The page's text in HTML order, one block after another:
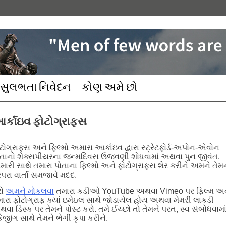
સુલભતા નિવેદન કોણ અમે છો
ફોટોગ્રાફ્સ
અને ફિલ્મો અમારા આર્કાઇવ દ્વારા સ્ટ્રેટફોર્ડ-અપોન-એવોન
શેક્સપીયરના જન્મદિવસ ઉજવણી શોધવામાં અથવા પુન જીવંત.
સાથે તમારા પોતાના ફિલ્મો અને ફોટોગ્રાફ્સ શેર કરીને અમને
વાર્તા સમજાવે મદદ.
અમને મોકલવા તમારા કડીઓ YouTube અથવા Vimeo પર ફિલ્મ
ફોટોગ્રાફ ક્યાં ઇમેઇલ સાથે જોડાયેલ હોય અથવા મેમરી લાકડી
ડિસ્ક પર તેમને પોસ્ટ કરો. તમે ઈચ્છો તો તેમને પરત, સ્વ
સાથે તેમને ભેગી કૃપા કરીને.